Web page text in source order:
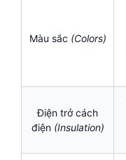
Màu sắc (Colors)
Điện trở cách
điện (Insulation)